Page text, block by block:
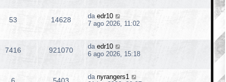
53 14628 da edr10
7 ago 2026, 11:02
7416 921070 da edr10
6 ago 2026, 15:18
6 5403 da nyrangers1